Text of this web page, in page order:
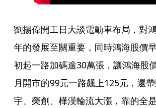
劉揚偉開工日大談電動車布局，對
年的發展至關重要，同時鴻海股價
初起一路加碼逾30萬張，讓鴻海股
月開市的99元一路飆上125元，還
宇、榮創、樺漢輪流大漲，靠的全